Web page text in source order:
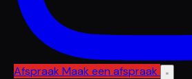
Afspraak Maak een afspraak